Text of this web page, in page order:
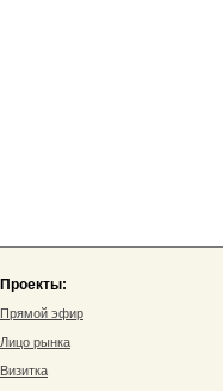
Проекты:
Прямой эфир
Лицо рынка
Визитка